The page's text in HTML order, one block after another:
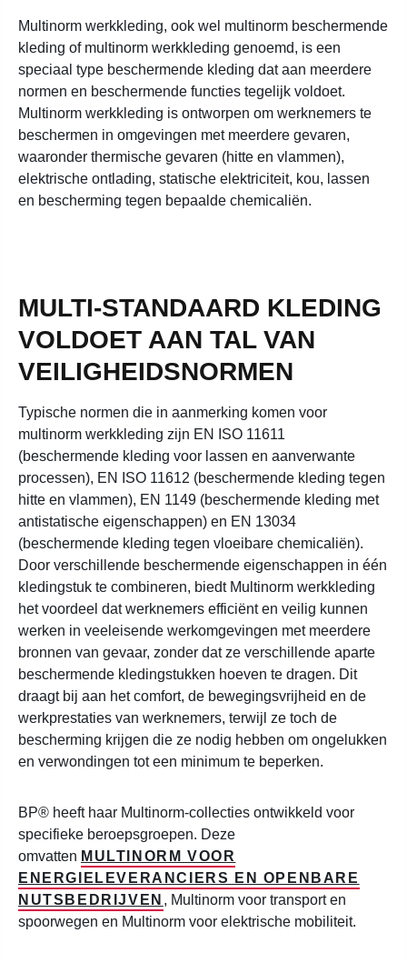
Multinorm werkkleding, ook wel multinorm beschermende
kleding of multinorm werkkleding genoemd, is een
speciaal type beschermende kleding dat aan meerdere
normen en beschermende functies tegelijk voldoet.
Multinorm werkkleding is ontworpen om werknemers te
beschermen in omgevingen met meerdere gevaren,
waaronder thermische gevaren (hitte en vlammen),
elektrische ontlading, statische elektriciteit, kou, lassen
en bescherming tegen bepaalde chemicaliën.
MULTI-STANDAARD KLEDING
VOLDOET AAN TAL VAN
VEILIGHEIDSNORMEN
Typische normen die in aanmerking komen voor
multinorm werkkleding zijn EN ISO 11611
(beschermende kleding voor lassen en aanverwante
processen), EN ISO 11612 (beschermende kleding tegen
hitte en vlammen), EN 1149 (beschermende kleding met
antistatische eigenschappen) en EN 13034
(beschermende kleding tegen vloeibare chemicaliën).
Door verschillende beschermende eigenschappen in één
kledingstuk te combineren, biedt Multinorm werkkleding
het voordeel dat werknemers efficiënt en veilig kunnen
werken in veeleisende werkomgevingen met meerdere
bronnen van gevaar, zonder dat ze verschillende aparte
beschermende kledingstukken hoeven te dragen. Dit
draagt bij aan het comfort, de bewegingsvrijheid en de
werkprestaties van werknemers, terwijl ze toch de
bescherming krijgen die ze nodig hebben om ongelukken
en verwondingen tot een minimum te beperken.
BP® heeft haar Multinorm-collecties ontwikkeld voor
specifieke beroepsgroepen. Deze
omvatten MULTINORM VOOR
ENERGIELEVERANCIERS EN OPENBARE
NUTSBEDRIJVEN , Multinorm voor transport en
spoorwegen en Multinorm voor elektrische mobiliteit.